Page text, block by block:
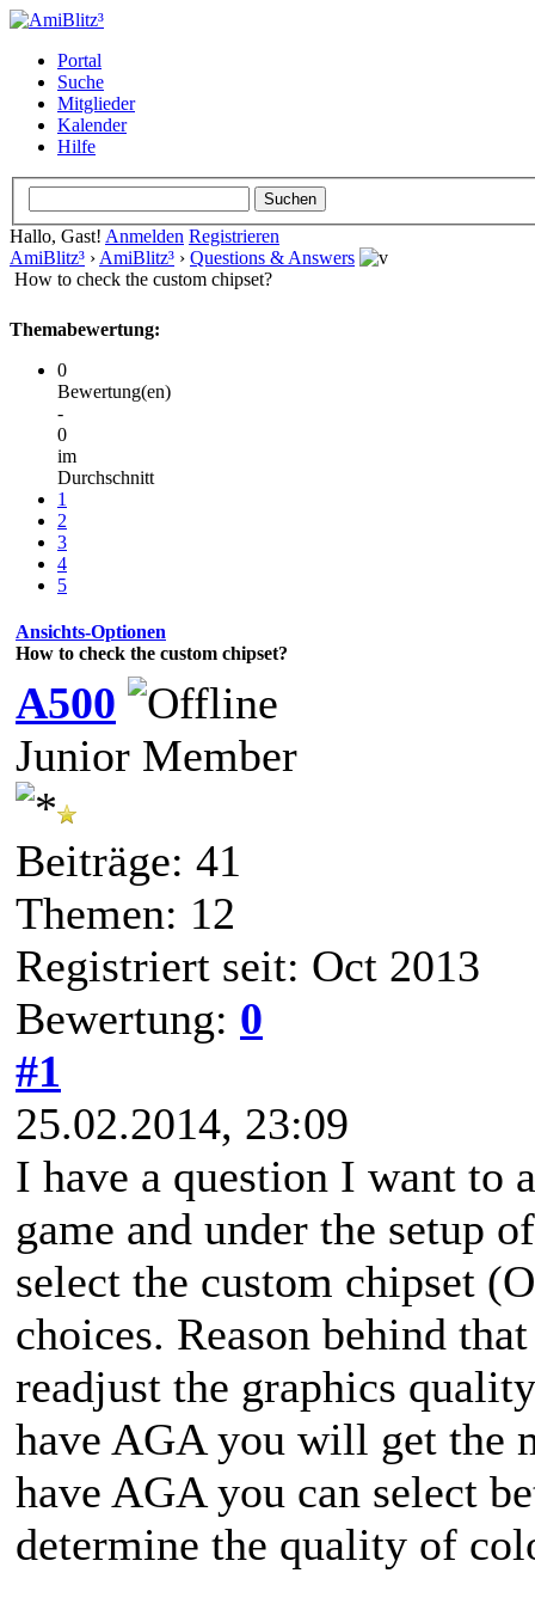
Portal
Suche
Mitglieder
Kalender
Hilfe
Hallo, Gast! Anmelden Registrieren
AmiBlitz³ › AmiBlitz³ › Questions & Answers
How to check the custom chipset?
Themabewertung:
0
Bewertung(en)
-
0
im
Durchschnitt
1
2
3
4
5
Ansichts-Optionen
How to check the custom chipset?
A500
Junior Member
Beiträge: 41
Themen: 12
Registriert seit: Oct 2013
Bewertung: 0
#1
25.02.2014, 23:09
I have a question I want to
game and under the setup
select the custom chipset
choices. Reason behind
readjust the graphics
have AGA you will get the
have AGA you can select
determine the quality of